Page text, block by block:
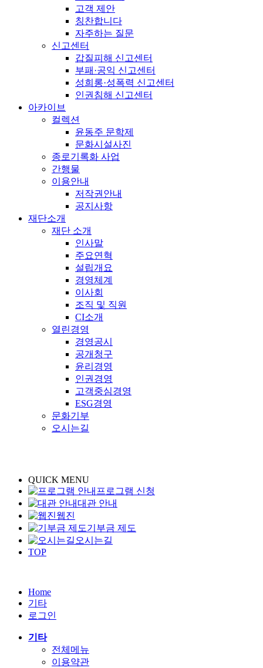
고객 제안
칭찬합니다
자주하는 질문
신고센터
갑질피해 신고센터
부패·공익 신고센터
성희롱·성폭력 신고센터
인권침해 신고센터
아카이브
컬렉션
윤동주 문학제
문화시설사진
종로기록화 사업
간행물
이용안내
저작권안내
공지사항
재단소개
재단 소개
인사말
주요연혁
설립개요
경영체계
이사회
조직 및 직원
CI소개
열린경영
경영공시
공개청구
윤리경영
인권경영
고객중심경영
ESG경영
문화기부
오시는길
QUICK MENU
프로그램 신청
대관 안내
웹진
기부금 제도
오시는길
TOP
Home
기타
로그인
기타
전체메뉴
이용약관